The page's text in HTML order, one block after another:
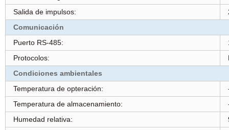
Salida de impulsos:
Comunicación
Puerto RS-485:
Protocolos:
Condiciones ambientales
Temperatura de opteración:
Temperatura de almacenamiento:
Humedad relativa: